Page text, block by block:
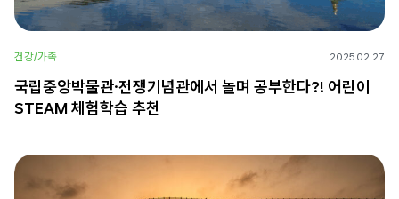
건강/가족 2025.02.27
국립중앙박물관·전쟁기념관에서 놀며 공부한다?! 어린이
STEAM 체험학습 추천